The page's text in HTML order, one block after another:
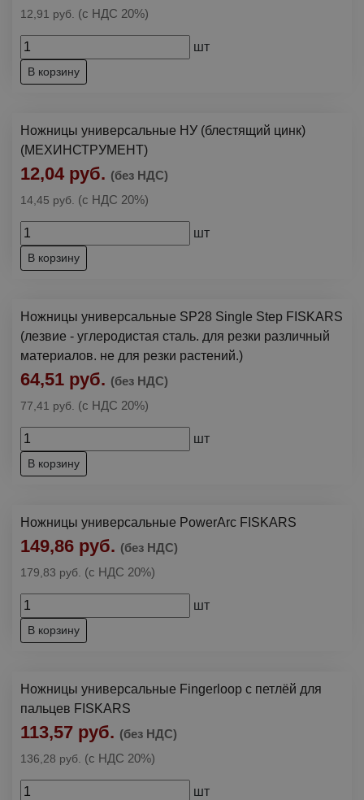
12,91 руб. (с НДС 20%)
шт
В корзину
Ножницы универсальные НУ (блестящий цинк)
(МЕХИНСТРУМЕНТ)
12,04 руб. (без НДС)
14,45 руб. (с НДС 20%)
шт
В корзину
Ножницы универсальные SP28 Single Step FISKARS
(лезвие - углеродистая сталь. для резки различный
материалов. не для резки растений.)
64,51 руб. (без НДС)
77,41 руб. (с НДС 20%)
шт
В корзину
Ножницы универсальные PowerArc FISKARS
149,86 руб. (без НДС)
179,83 руб. (с НДС 20%)
шт
В корзину
Ножницы универсальные Fingerloop с петлёй для
пальцев FISKARS
113,57 руб. (без НДС)
136,28 руб. (с НДС 20%)
шт